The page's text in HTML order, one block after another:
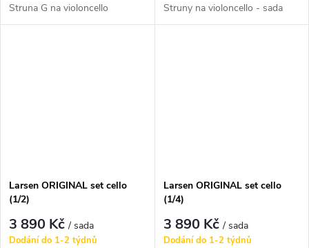
Struna G na violoncello Struny na violoncello - sada
Larsen ORIGINAL set cello
(1/2)
3 890 Kč/ sada
Dodání do 1-2 týdnů
Larsen ORIGINAL set cello
(1/4)
3 890 Kč/ sada
Dodání do 1-2 týdnů